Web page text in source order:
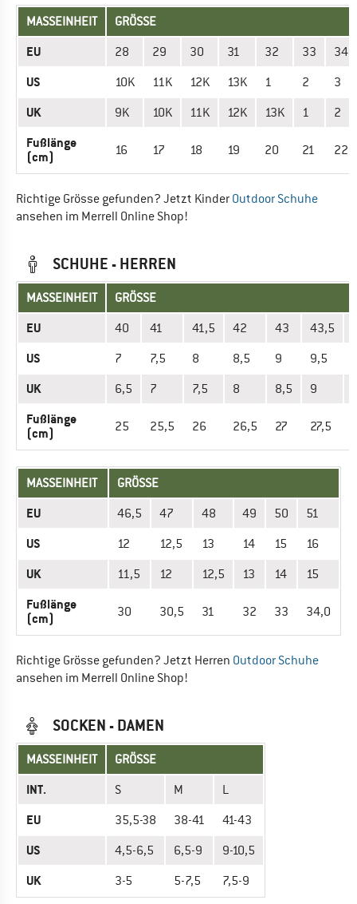
MASSEINHEIT GRÖSSE
EU 28 29 30 31 32 33 34
US 10K 11K 12K 13K 1 2 3
UK 9K 10K 11K 12K 13K 1 2
Fußlänge
(cm)
16 17 18 19 20 21 22
Richtige Grösse gefunden? Jetzt Kinder Outdoor Schuhe
ansehen im Merrell Online Shop!
SCHUHE - HERREN
MASSEINHEIT GRÖSSE
EU 40 41 41,5 42 43 43,5
US 7 7,5 8 8,5 9 9,5
UK 6,5 7 7,5 8 8,5 9
Fußlänge
(cm)
25 25,5 26 26,5 27 27,5
MASSEINHEIT GRÖSSE
EU 46,5 47 48 49 50 51
US 12 12,5 13 14 15 16
UK 11,5 12 12,5 13 14 15
Fußlänge
(cm)
30 30,5 31 32 33 34,0
Richtige Grösse gefunden? Jetzt Herren Outdoor Schuhe
ansehen im Merrell Online Shop!
SOCKEN - DAMEN
MASSEINHEIT GRÖSSE
INT. S M L
EU 35,5-38 38-41 41-43
US 4,5-6,5 6,5-9 9-10,5
UK 3-5 5-7,5 7,5-9